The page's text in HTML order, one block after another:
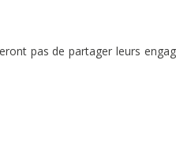
pas de partager leurs